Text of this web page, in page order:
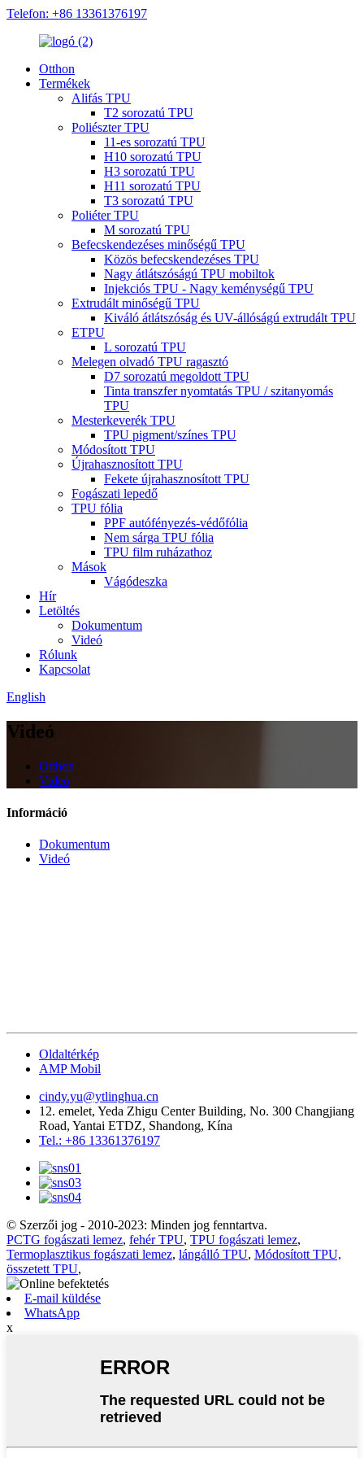
Telefon: +86 13361376197
Otthon
Termékek
Alifás TPU
T2 sorozatú TPU
Poliészter TPU
11-es sorozatú TPU
H10 sorozatú TPU
H3 sorozatú TPU
H11 sorozatú TPU
T3 sorozatú TPU
Poliéter TPU
M sorozatú TPU
Befecskendezéses minőségű TPU
Közös befecskendezéses TPU
Nagy átlátszóságú TPU mobiltok
Injekciós TPU - Nagy keménységű TPU
Extrudált minőségű TPU
Kiváló átlátszóság és UV-állóságú extrudált TPU
ETPU
L sorozatú TPU
Melegen olvadó TPU ragasztó
D7 sorozatú megoldott TPU
Tinta transzfer nyomtatás TPU / szitanyomás
TPU
Mesterkeverék TPU
TPU pigment/színes TPU
Módosított TPU
Újrahasznosított TPU
Fekete újrahasznosított TPU
Fogászati ​​lepedő
TPU fólia
PPF autófényezés-védőfólia
Nem sárga TPU fólia
TPU film ruházathoz
Mások
Vágódeszka
Hír
Letöltés
Dokumentum
Videó
Rólunk
Kapcsolat
English
Videó
Otthon
Videó
Információ
Dokumentum
Videó
Oldaltérkép
AMP Mobil
cindy.yu@ytlinghua.cn
12. emelet, Yeda Zhigu Center Building, No. 300 Changjiang
Road, Yantai ETDZ, Shandong, Kína
Tel.: +86 13361376197
© Szerzői jog - 2010-2023: Minden jog fenntartva.
PCTG fogászati ​​lemez, fehér TPU, TPU fogászati ​​lemez,
Termoplasztikus fogászati ​​lemez, lángálló TPU, Módosított TPU,
összetett TPU,
E-mail küldése
WhatsApp
x